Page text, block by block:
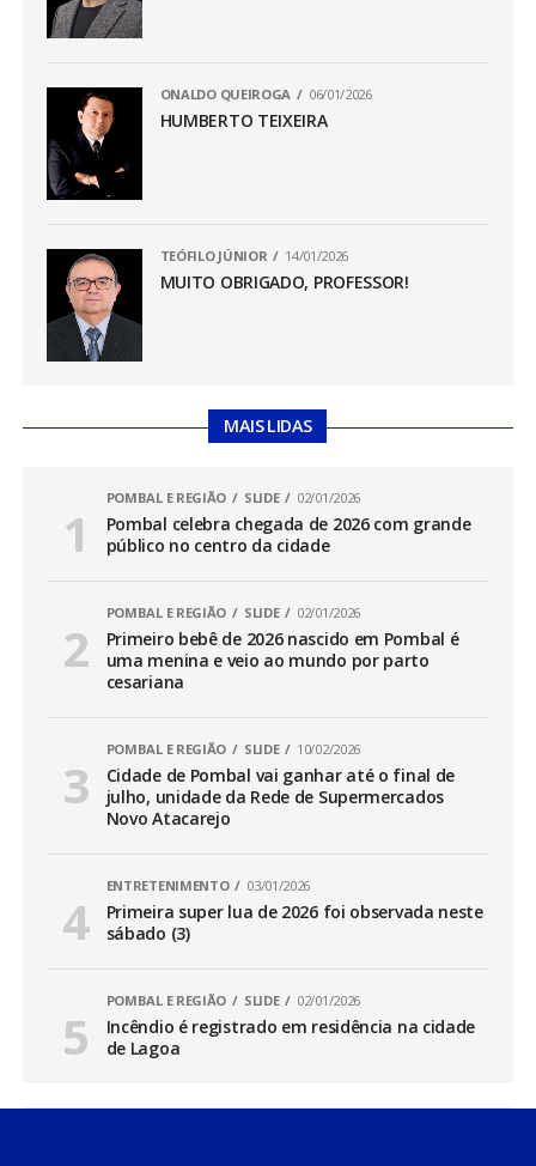
ONALDO QUEIROGA 06/01/2026
HUMBERTO TEIXEIRA
TEÓFILO JÚNIOR 14/01/2026
MUITO OBRIGADO, PROFESSOR!
MAIS LIDAS
POMBAL E REGIÃO SLIDE 02/01/2026
Pombal celebra chegada de 2026 com grande
público no centro da cidade
POMBAL E REGIÃO SLIDE 02/01/2026
Primeiro bebê de 2026 nascido em Pombal é
uma menina e veio ao mundo por parto
cesariana
POMBAL E REGIÃO SLIDE 10/02/2026
Cidade de Pombal vai ganhar até o final de
julho, unidade da Rede de Supermercados
Novo Atacarejo
ENTRETENIMENTO 03/01/2026
Primeira super lua de 2026 foi observada neste
sábado (3)
POMBAL E REGIÃO SLIDE 02/01/2026
Incêndio é registrado em residência na cidade
de Lagoa